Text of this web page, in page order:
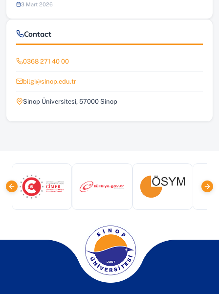
3 Mart 2026
Contact
0368 271 40 00
bilgi@sinop.edu.tr
Sinop Üniversitesi, 57000 Sinop
(yeni sekmede açılır)(yeni sekmede açılır)(yeni sekmede
(yeni sekmede açılır)